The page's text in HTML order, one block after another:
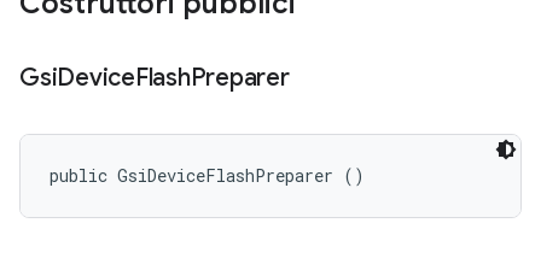
GsiDeviceFlashPreparer
public GsiDeviceFlashPreparer ()